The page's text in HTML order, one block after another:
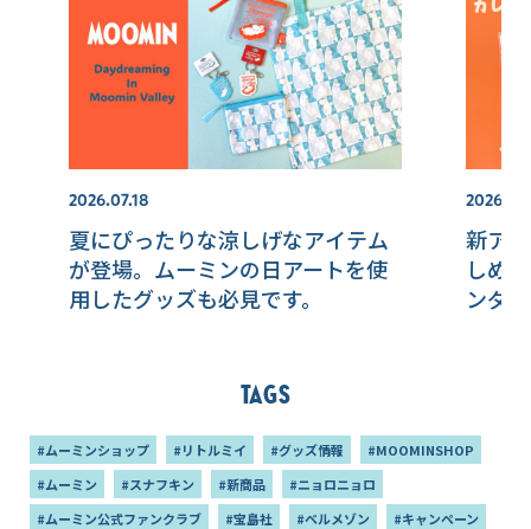
2026.07.18
夏にぴったりな涼しげなアイテム
が登場。ムーミンの日アートを使
用したグッズも必見です。
新ア
しめ
ンダ
Tags
#ムーミンショップ #リトルミイ #グッズ情報
#MOOMINSHOP
#ムーミン
#スナフキン #新商品
#ニョロニョロ
#ムーミン公式ファンクラブ
#宝島社 #ベルメゾン
#キャンペーン